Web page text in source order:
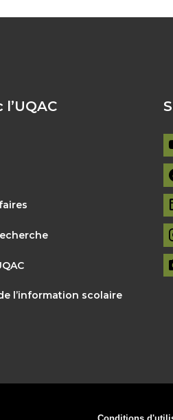
l’information scolaire